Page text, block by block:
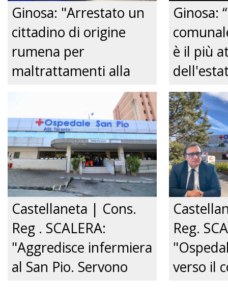
Ginosa: "Arrestato un
cittadino di origine
rumena per
maltrattamenti alla
convivente." Just tv
Ginosa:
è il più
centro
Just tv
Castellaneta | Cons.
Reg . SCALERA:
"Aggredisce infermiera
al San Pio. Servono
Reg.
verso il